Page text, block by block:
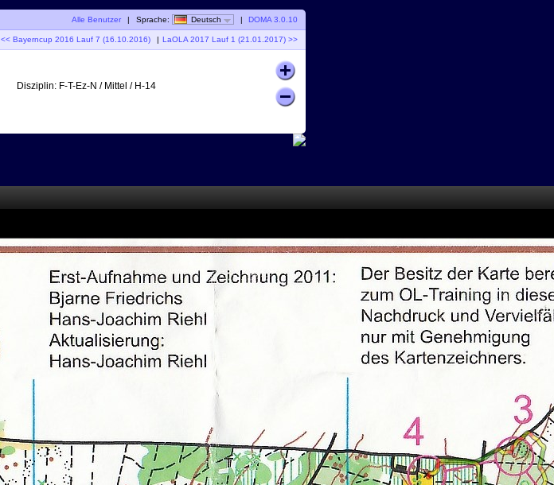
Alle Benutzer | Sprache: Deutsch | DOMA 3.0.10
<< Bayerncup 2016 Lauf 7 (16.10.2016) LaOLA 2017 Lauf 1 (21.01.2017) >>
Disziplin: F-T-Ez-N / Mittel / H-14